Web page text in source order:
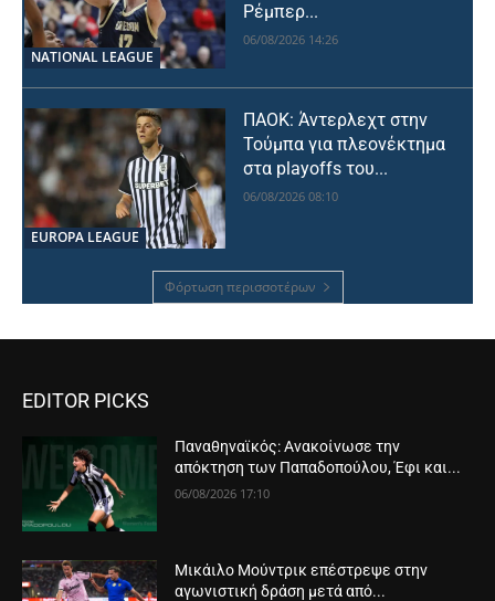
NATIONAL LEAGUE
Ρέμπερ...
06/08/2026 14:26
EUROPA LEAGUE
ΠΑΟΚ: Άντερλεχτ στην
Τούμπα για πλεονέκτημα
στα playoffs του...
06/08/2026 08:10
Φόρτωση περισσοτέρων
EDITOR PICKS
Παναθηναϊκός: Ανακοίνωσε την
απόκτηση των Παπαδοπούλου, Έφι και...
06/08/2026 17:10
Μικάιλο Μούντρικ επέστρεψε στην
αγωνιστική δράση μετά από...